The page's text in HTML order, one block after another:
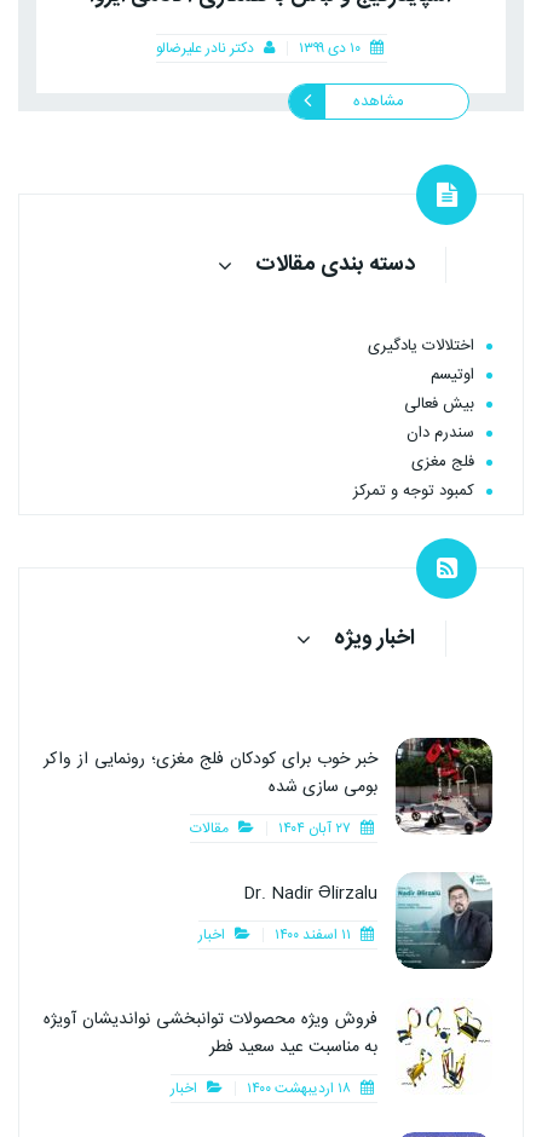
۱۰ دی ۱۳۹۹ دکتر نادر علیرضالو
مشاهده
دسته بندی مقالات
اختلالات یادگیری
اوتیسم
بیش فعالی
سندرم دان
فلج مغزی
کمبود توجه و تمرکز
اخبار ویژه
خبر خوب برای کودکان فلج مغزی؛ رونمایی از واکر
بومی سازی شده
مقالات
Dr. Nadir Əlirzalu
اخبار
فروش ویژه محصولات توانبخشی نواندیشان آویژه
به مناسبت عید سعید فطر
اخبار